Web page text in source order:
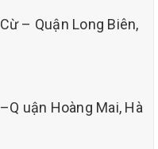
– Quận Long Biên,
uận Hoàng Mai, Hà